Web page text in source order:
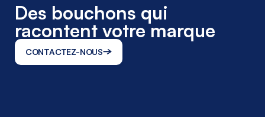
Des bouchons qui
racontent votre marque
CONTACTEZ-NOUS